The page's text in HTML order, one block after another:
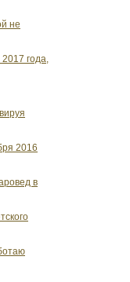
не
года,
2016
в